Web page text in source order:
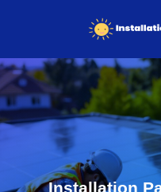
Installation